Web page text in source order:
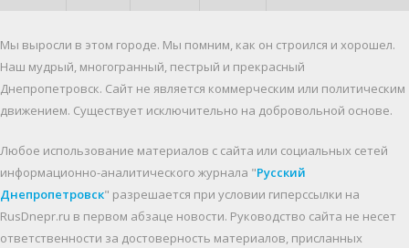
Мы выросли в этом городе. Мы помним, как он строился и хорошел.
Наш мудрый, многогранный, пестрый и прекрасный
Днепропетровск. Cайт не является коммерческим или политическим
движением. Существует исключительно на добровольной основе.
Любое использование материалов c сайта или социальных сетей
информационно-аналитического журнала "Русский
Днепропетровск" разрешается при условии гиперссылки на
RusDnepr.ru в первом абзаце новости. Руководство сайта не несет
ответственности за достоверность материалов, присланных